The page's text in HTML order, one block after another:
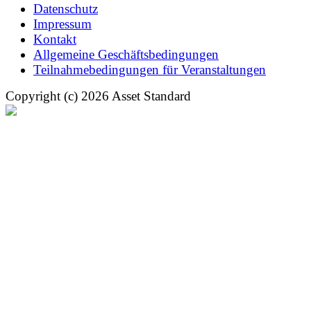
Datenschutz
Impressum
Kontakt
Allgemeine Geschäftsbedingungen
Teilnahmebedingungen für Veranstaltungen
Copyright (c) 2026 Asset Standard